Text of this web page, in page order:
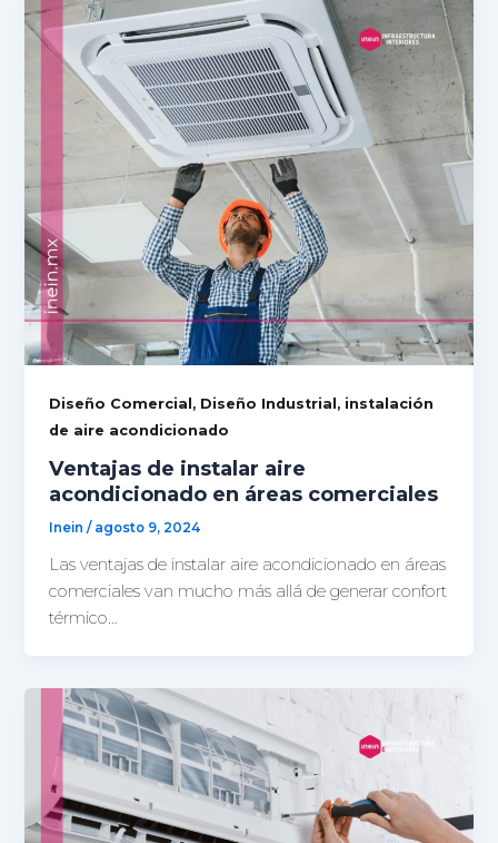
Diseño Comercial, Diseño Industrial, instalación
de aire acondicionado
Ventajas de instalar aire
acondicionado en áreas comerciales
Inein/ agosto 9, 2024
Las ventajas de instalar aire acondicionado en áreas
comerciales van mucho más allá de generar confort
térmico…